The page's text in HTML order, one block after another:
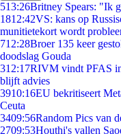
513:26Britney Spears: "Ik
1812:42VS: kans op
munitietekort wordt
712:28Broer 135 keer
doodslag Gouda
312:17RIVM vindt PFAS
blijft advies
3910:16EU bekritiseert
Ceuta
3409:56Random Pics van
2709:53Houthi's vallen